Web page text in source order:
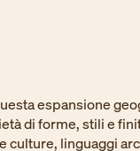
espansione
di forme, stili e
culture, linguaggi